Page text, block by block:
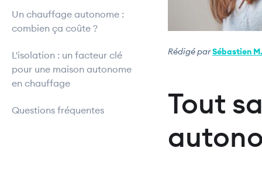
Un chauffage autonome :
combien ça coûte ?
L'isolation : un facteur clé
pour une maison autonome
en chauffage
Questions fréquentes
Rédigé parSébastien M.
Tout